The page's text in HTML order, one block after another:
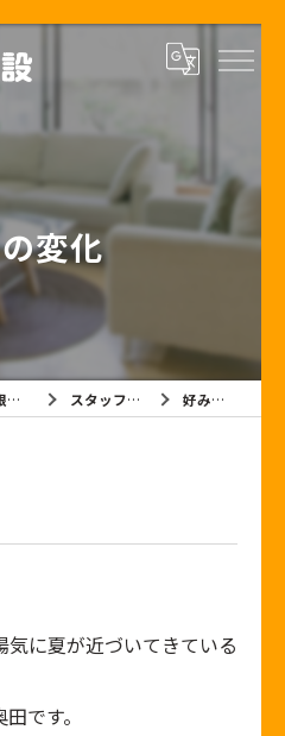
変化
高松市で注文住宅なら有限会社黒石建設 スタッフブログ 好みの変化
に夏が近づいてきている
です。